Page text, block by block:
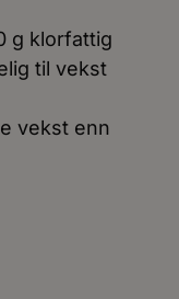
g klorfattig
til vekst
vekst enn